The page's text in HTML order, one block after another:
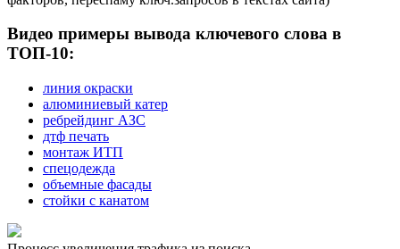
Видео примеры вывода ключевого слова в
ТОП-10:
линия окраски
алюминиевый катер
ребрейдинг АЗС
дтф печать
монтаж ИТП
спецодежда
объемные фасады
стойки с канатом